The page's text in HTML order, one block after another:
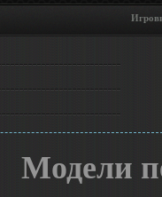
Игровые
Модели